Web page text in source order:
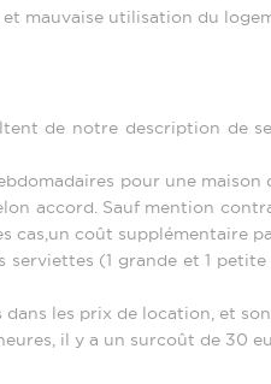
mauvaise utilisation du
de notre description de
pour une
accord. Sauf mention
cas,un coût supplémentaire
(1 grande et 1
les prix de location, et
il y a un surcoût de 30